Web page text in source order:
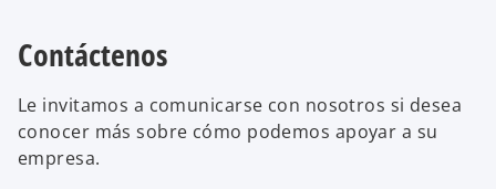
Contáctenos
Le invitamos a comunicarse con nosotros si desea
conocer más sobre cómo podemos apoyar a su
empresa.